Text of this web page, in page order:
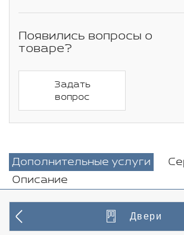
Появились вопросы о
товаре?
Задать
вопрос
Дополнительные услуги
Описание
Двери